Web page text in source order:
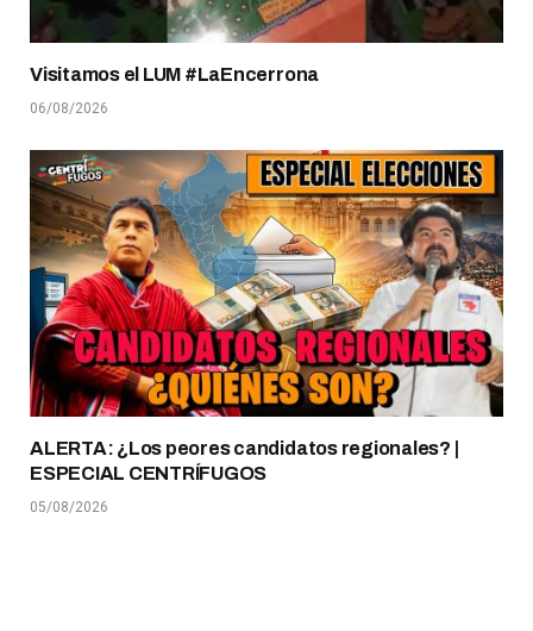
Visitamos el LUM #LaEncerrona
06/08/2026
ALERTA: ¿Los peores candidatos regionales? |
ESPECIAL CENTRÍFUGOS
05/08/2026